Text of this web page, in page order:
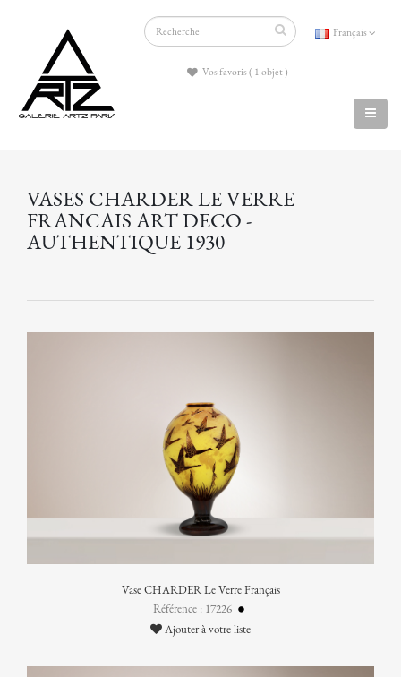
Français
Vos favoris ( 1 objet )
VASES CHARDER LE VERRE
FRANCAIS ART DECO -
AUTHENTIQUE 1930
Vase CHARDER Le Verre Français
Référence : 17226
Ajouter à votre liste